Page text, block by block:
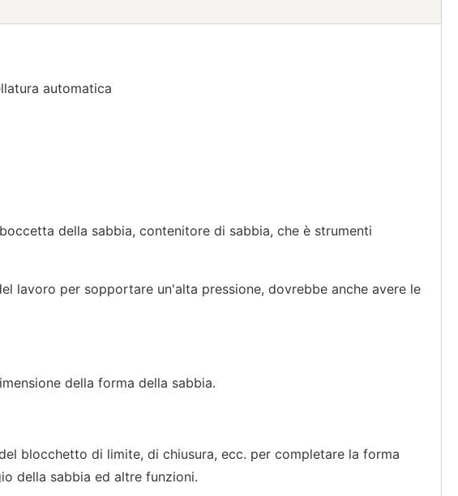
automatica
della sabbia, contenitore di sabbia, che è strumenti
lavoro per sopportare un'alta pressione, dovrebbe anche avere le
della forma della sabbia.
blocchetto di limite, di chiusura, ecc. per completare la forma
della sabbia ed altre funzioni.